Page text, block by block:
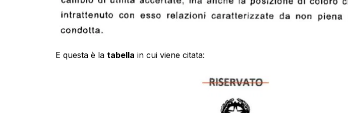
E questa è la tabella in cui viene citata: